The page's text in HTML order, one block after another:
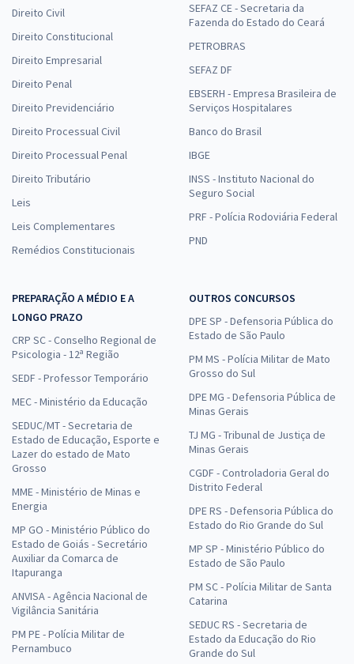
Direito Civil
Direito Constitucional
Direito Empresarial
Direito Penal
Direito Previdenciário
Direito Processual Civil
Direito Processual Penal
Direito Tributário
Leis
Leis Complementares
Remédios Constitucionais
SEFAZ CE - Secretaria da
Fazenda do Estado do Ceará
PETROBRAS
SEFAZ DF
EBSERH - Empresa Brasileira de
Serviços Hospitalares
Banco do Brasil
IBGE
INSS - Instituto Nacional do
Seguro Social
PRF - Polícia Rodoviária Federal
PND
PREPARAÇÃO A MÉDIO E A
LONGO PRAZO
CRP SC - Conselho Regional de
Psicologia - 12ª Região
SEDF - Professor Temporário
MEC - Ministério da Educação
SEDUC/MT - Secretaria de
Estado de Educação, Esporte e
Lazer do estado de Mato
Grosso
MME - Ministério de Minas e
Energia
MP GO - Ministério Público do
Estado de Goiás - Secretário
Auxiliar da Comarca de
Itapuranga
ANVISA - Agência Nacional de
Vigilância Sanitária
PM PE - Polícia Militar de
Pernambuco
OUTROS CONCURSOS
DPE SP - Defensoria Pública do
Estado de São Paulo
PM MS - Polícia Militar de Mato
Grosso do Sul
DPE MG - Defensoria Pública de
Minas Gerais
TJ MG - Tribunal de Justiça de
Minas Gerais
CGDF - Controladoria Geral do
Distrito Federal
DPE RS - Defensoria Pública do
Estado do Rio Grande do Sul
MP SP - Ministério Público do
Estado de São Paulo
PM SC - Polícia Militar de Santa
Catarina
SEDUC RS - Secretaria de
Estado da Educação do Rio
Grande do Sul